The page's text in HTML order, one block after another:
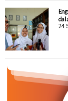
24